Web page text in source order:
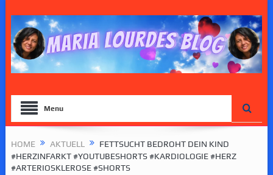
Menu
HOME AKTUELL
FETTSUCHT BEDROHT DEIN KIND
#HERZINFARKT #YOUTUBESHORTS #KARDIOLOGIE #HERZ
#ARTERIOSKLEROSE #SHORTS